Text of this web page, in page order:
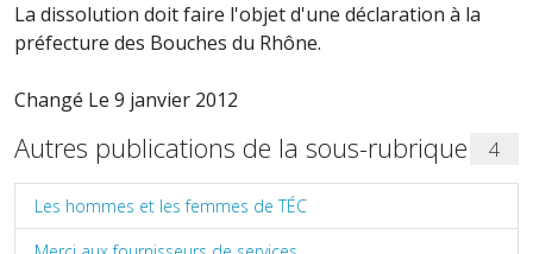
La dissolution doit faire l'objet d'une déclaration à la
préfecture des Bouches du Rhône.
Changé Le 9 janvier 2012
Autres publications de la sous-rubrique 4
Les hommes et les femmes de TÉC